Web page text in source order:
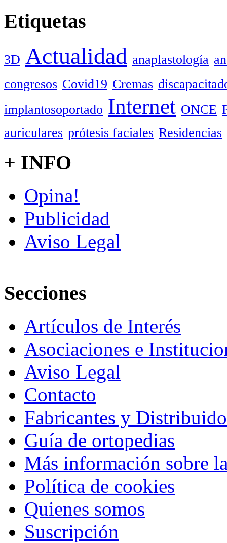
Etiquetas
3D Actualidad anaplastología
congresos Covid19 Cremas
implantosoportado Internet ONCE
auriculares prótesis faciales Residencias
+ INFO
Opina!
Publicidad
Aviso Legal
Secciones
Artículos de Interés
Asociaciones e
Aviso Legal
Contacto
Fabricantes y
Guía de ortopedias
Más información sobre
Política de cookies
Quienes somos
Suscripción